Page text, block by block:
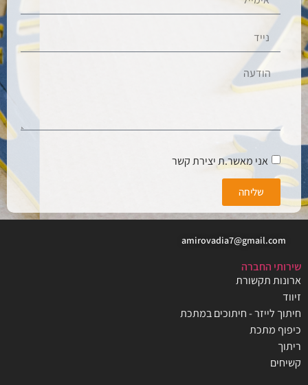
אני מאשר.ת יצירת קשר
שליחה
amirovadia7@gmail.com
שירותי החברה
ארונות תקשורת
זיווד
חיתוך לייזר - חיתוכים במתכת
כיפוף מתכת
ריתוך
קשיחים